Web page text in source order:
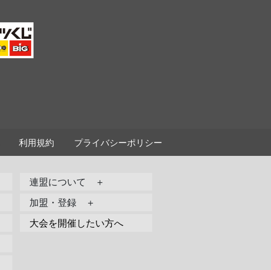
利用規約 プライバシーポリシー
連盟について ＋
加盟・登録 ＋
大会を開催したい方へ